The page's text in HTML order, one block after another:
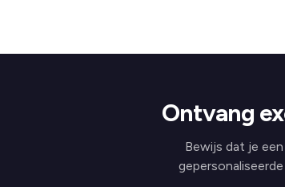
Ontvang
Bewijs dat je